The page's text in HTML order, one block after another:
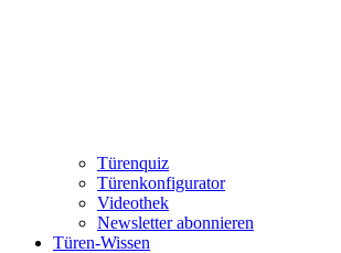
Türenquiz
Türenkonfigurator
Videothek
Newsletter abonnieren
Türen-Wissen